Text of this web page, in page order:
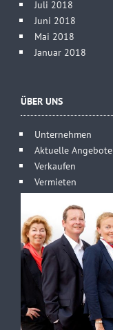
Juli 2018
Juni 2018
Mai 2018
Januar 2018
ÜBER UNS
Unternehmen
Aktuelle Angebote
Verkaufen
Vermieten